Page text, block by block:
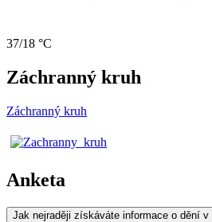
37/18 °C
Záchranný kruh
Záchranný kruh
Anketa
Jak nejraději získáváte informace o dění v